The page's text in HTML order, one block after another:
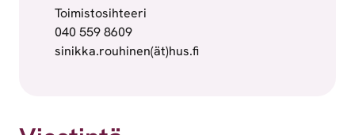
Toimistosihteeri
040 559 8609
sinikka.rouhinen(ät)hus.fi